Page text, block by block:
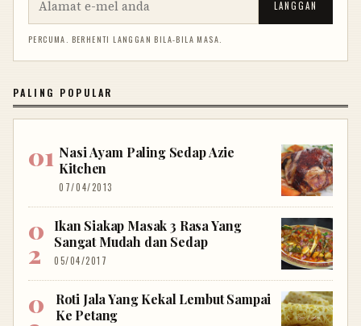
LANGGAN
PERCUMA. BERHENTI LANGGAN BILA-BILA MASA.
PALING POPULAR
Nasi Ayam Paling Sedap Azie
Kitchen
07/04/2013
Ikan Siakap Masak 3 Rasa Yang
Sangat Mudah dan Sedap
05/04/2017
Roti Jala Yang Kekal Lembut Sampai
Ke Petang